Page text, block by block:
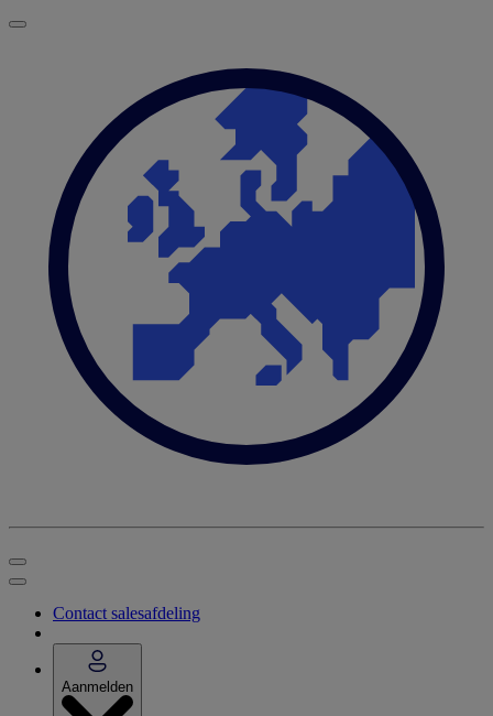
Contact salesafdeling
Aanmelden